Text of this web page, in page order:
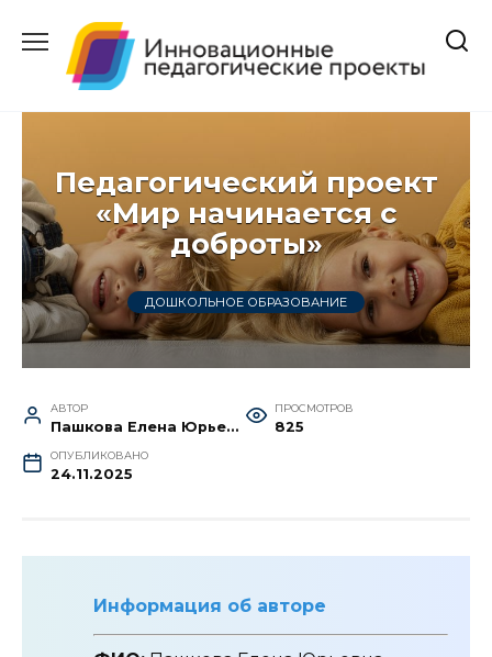
содержанию
Педагогический проект
«Мир начинается с
доброты»
ДОШКОЛЬНОЕ ОБРАЗОВАНИЕ
АВТОР
Пашкова Елена Юрьевна
ПРОСМОТРОВ
825
ОПУБЛИКОВАНО
24.11.2025
Информация об авторе